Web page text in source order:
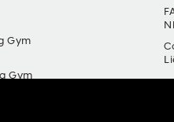
Gym
Gym